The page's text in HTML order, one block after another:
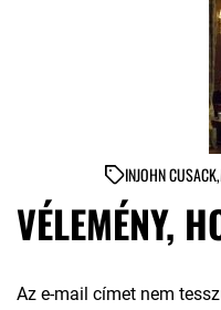
INJOHN CUSACK,
VÉLEMÉNY,
Az e-mail címet nem